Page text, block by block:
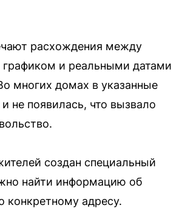
расхождения между
и реальными датами
многих домах в указанные
не появилась, что вызвало
создан специальный
найти информацию об
конкретному адресу.